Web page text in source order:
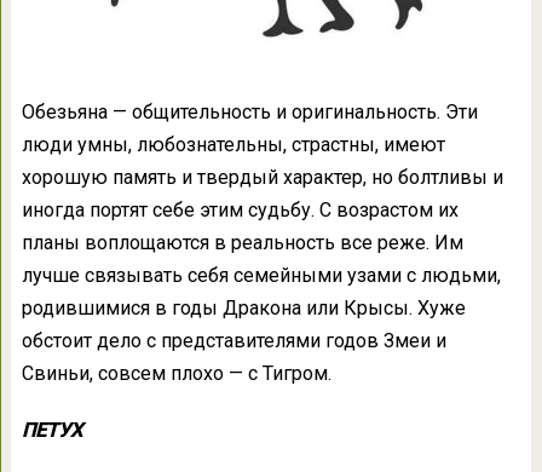
Обезьяна — общительность и оригинальность. Эти
люди умны, любознательны, страстны, имеют
хорошую память и твердый характер, но болтливы и
иногда портят себе этим судьбу. С возрастом их
планы воплощаются в реальность все реже. Им
лучше связывать себя семейными узами с людьми,
родившимися в годы Дракона или Крысы. Хуже
обстоит дело с представителями годов Змеи и
Свиньи, совсем плохо — с Тигром.
ПЕТУХ